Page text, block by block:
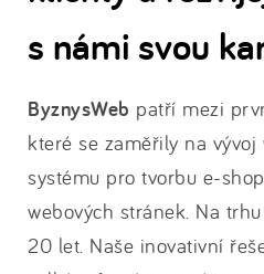
s námi svou
ByznysWeb patří mezi
které se zaměřily na
systému pro tvorbu e-
webových stránek. Na
20 let. Naše inovativní